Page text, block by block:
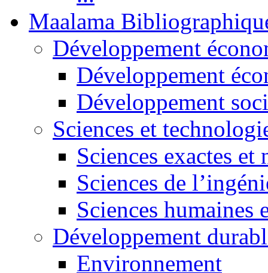
Maalama
Développement
Développement
Développement
Sciences et
Sciences exactes et
Sciences de
Sciences humaines
Développement
Environnement